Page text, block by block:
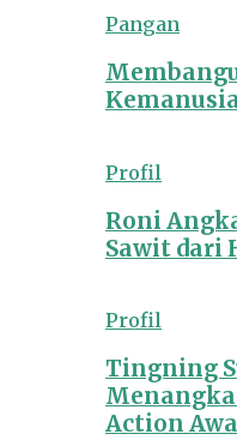
Pangan
Profil
Roni
Sawit dari
Profil
Tingning
Action